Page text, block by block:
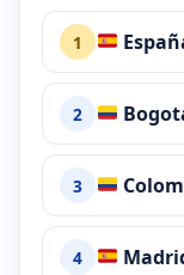
1
2
3
4